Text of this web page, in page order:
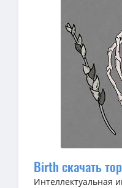
Birth скачать
Интеллектуальная